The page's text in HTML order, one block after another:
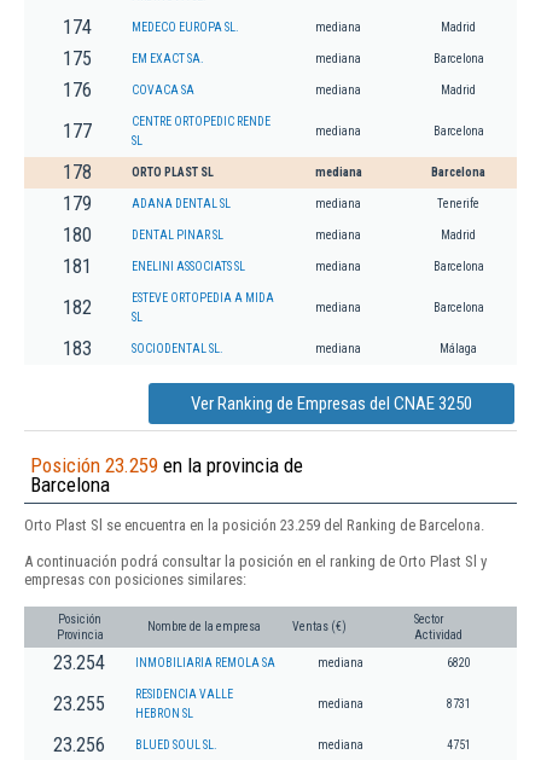
174 MEDECO EUROPA SL. mediana Madrid
175 EM EXACT SA. mediana Barcelona
176 COVACA SA mediana Madrid
177
CENTRE ORTOPEDIC RENDE
SL
mediana Barcelona
178 ORTO PLAST SL mediana Barcelona
179 ADANA DENTAL SL mediana Tenerife
180 DENTAL PINAR SL mediana Madrid
181 ENELINI ASSOCIATS SL mediana Barcelona
182
ESTEVE ORTOPEDIA A MIDA
SL
mediana Barcelona
183 SOCIODENTAL SL. mediana Málaga
Ver Ranking de Empresas del CNAE 3250
Posición 23.259 en la provincia de
Barcelona
Orto Plast Sl se encuentra en la posición 23.259 del Ranking de Barcelona.
A continuación podrá consultar la posición en el ranking de Orto Plast Sl y
empresas con posiciones similares:
Posición
Provincia
Nombre de la empresa Ventas (€)
Sector
Actividad
23.254 INMOBILIARIA REMOLA SA mediana 6820
23.255
RESIDENCIA VALLE
HEBRON SL
mediana 8731
23.256 BLUED SOUL SL. mediana 4751